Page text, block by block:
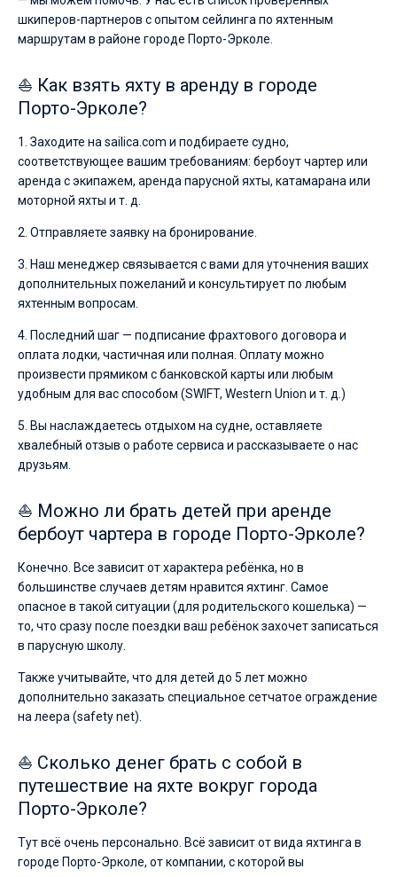
шкиперов-партнеров с опытом сейлинга по яхтенным
маршрутам в районе городе Порто-Эрколе.
⛵ Как взять яхту в аренду в городе
Порто-Эрколе?
1. Заходите на sailica.com и подбираете судно,
соответствующее вашим требованиям: бербоут чартер или
аренда с экипажем, аренда парусной яхты, катамарана или
моторной яхты и т. д.
2. Отправляете заявку на бронирование.
3. Наш менеджер связывается с вами для уточнения ваших
дополнительных пожеланий и консультирует по любым
яхтенным вопросам.
4. Последний шаг — подписание фрахтового договора и
оплата лодки, частичная или полная. Оплату можно
произвести прямиком с банковской карты или любым
удобным для вас способом (SWIFT, Western Union и т. д.)
5. Вы наслаждаетесь отдыхом на судне, оставляете
хвалебный отзыв о работе сервиса и рассказываете о нас
друзьям.
⛵ Можно ли брать детей при аренде
бербоут чартера в городе Порто-Эрколе?
Конечно. Все зависит от характера ребёнка, но в
большинстве случаев детям нравится яхтинг. Самое
опасное в такой ситуации (для родительского кошелька) —
то, что сразу после поездки ваш ребёнок захочет записаться
в парусную школу.
Также учитывайте, что для детей до 5 лет можно
дополнительно заказать специальное сетчатое ограждение
на леера (safety net).
⛵ Сколько денег брать с собой в
путешествие на яхте вокруг города
Порто-Эрколе?
Тут всё очень персонально. Всё зависит от вида яхтинга в
городе Порто-Эрколе, от компании, с которой вы